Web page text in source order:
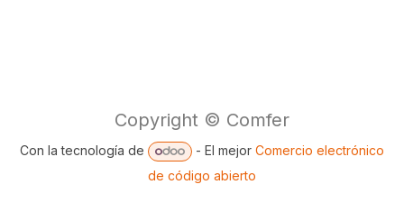
Copyright © Comfer
Con la tecnología de - El mejor Comercio electrónico
de código abierto